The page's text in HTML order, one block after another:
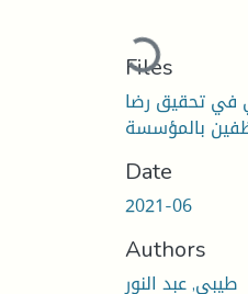
Loading...
Files
في تحقيق رضا
Date
2021-06
Authors
طيبي, عبد النور